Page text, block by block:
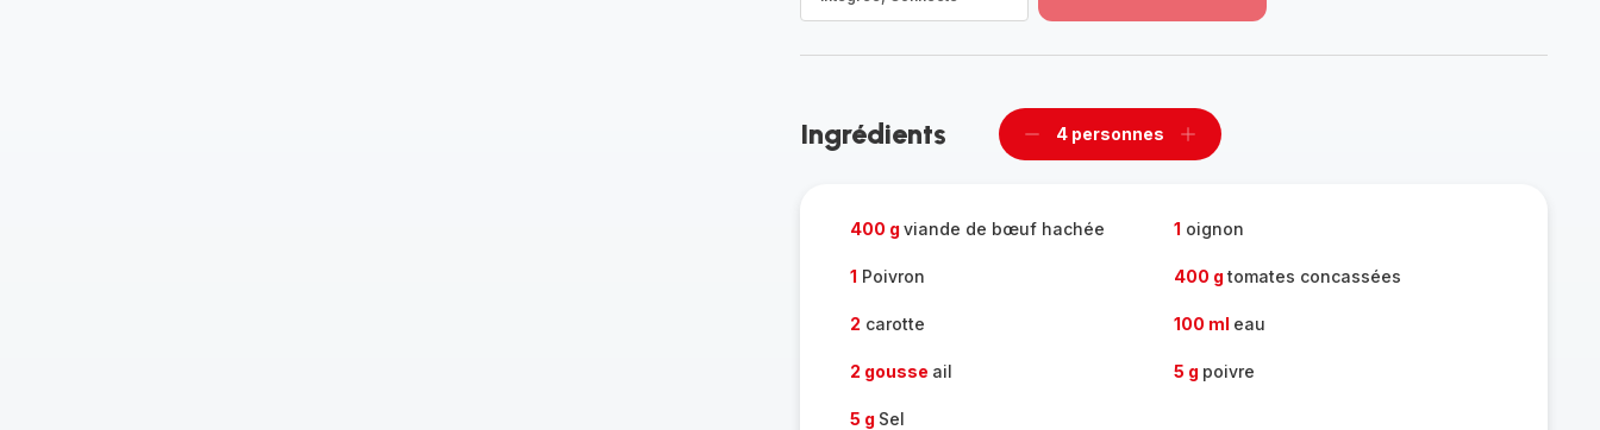
-
Ingrédients
Supprimer
4 personnes
Ajouter
400 g viande de bœuf hachée 1 oignon
1 Poivron 400 g tomates concassées
2 carotte 100 ml eau
2 gousse ail 5 g poivre
5 g Sel